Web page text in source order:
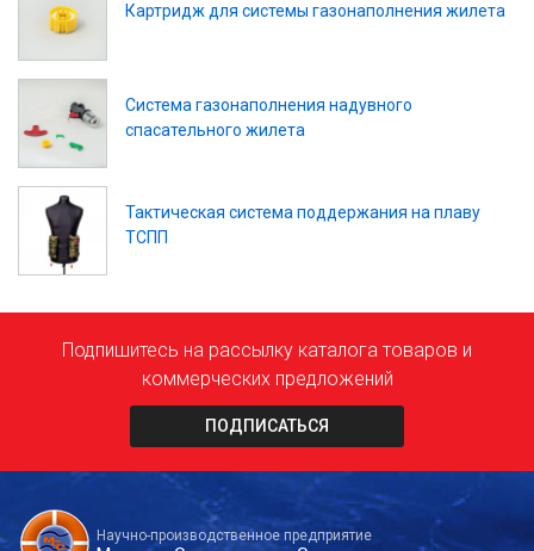
Картридж для системы газонаполнения жилета
Система газонаполнения надувного
спасательного жилета
Тактическая система поддержания на плаву
ТСПП
Подпишитесь на рассылку каталога товаров и
коммерческих предложений
ПОДПИСАТЬСЯ
Научно-производственное предприятие